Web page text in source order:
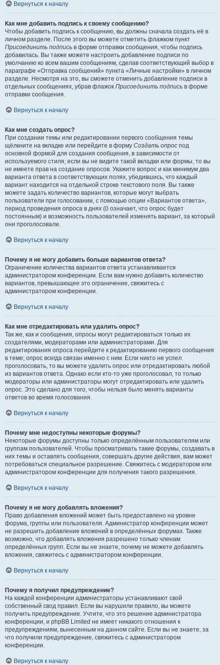
Вернуться к началу
Как мне добавить подпись к своему сообщению?
Чтобы добавить подпись к сообщению, вы должны сначала создать её в
личном разделе. После этого вы можете отметить флажком пункт
Присоединить подпись в форме отправки сообщения, чтобы подпись
добавилась. Вы также можете настроить добавление подписи по
умолчанию ко всем вашим сообщениям, сделав соответствующий выбор в
параграфе «Отправка сообщений» пункта «Личные настройки» в личном
разделе. Несмотря на это, вы сможете отменить добавление подписи в
отдельных сообщениях, убрав флажок Присоединить подпись в форме
отправки сообщения.
Вернуться к началу
Как мне создать опрос?
При создании темы или редактировании первого сообщения темы
щёлкните на вкладке или перейдите в форму Создать опрос под
основной формой для создания сообщения, в зависимости от
используемого стиля; если вы не видите такой вкладки или формы, то вы
не имеете прав на создание опросов. Укажите вопрос и как минимум два
варианта ответа в соответствующих полях, убедившись, что каждый
вариант находится на отдельной строке текстового поля. Вы также
можете задать количество вариантов, которые могут выбрать
пользователи при голосовании, с помощью опции «Вариантов ответа»,
период проведения опроса в днях (0 означает, что опрос будет
постоянным) и возможность пользователей изменять вариант, за который
они проголосовали.
Вернуться к началу
Почему я не могу добавить больше вариантов ответа?
Ограничение количества вариантов ответа устанавливается
администратором конференции. Если вам нужно добавить количество
вариантов, превышающее это ограничение, свяжитесь с
администратором конференции.
Вернуться к началу
Как мне отредактировать или удалить опрос?
Так же, как и сообщения, опросы могут редактироваться только их
создателями, модераторами или администраторами. Для
редактирования опроса перейдите к редактированию первого сообщения
в теме; опрос всегда связан именно с ним. Если никто не успел
проголосовать, то вы можете удалить опрос или отредактировать любой
из вариантов ответа. Однако если кто-то уже проголосовал, то только
модераторы или администраторы могут отредактировать или удалить
опрос. Это сделано для того, чтобы нельзя было менять варианты
ответов во время голосования.
Вернуться к началу
Почему мне недоступны некоторые форумы?
Некоторые форумы доступны только определённым пользователям или
группам пользователей. Чтобы просматривать такие форумы, создавать в
них темы и оставлять сообщения, совершать другие действия, вам может
потребоваться специальное разрешение. Свяжитесь с модератором или
администратором конференции для получения такого разрешения.
Вернуться к началу
Почему я не могу добавлять вложения?
Право добавления вложений может быть предоставлено на уровне
форума, группы или пользователя. Администратор конференции может
не разрешить добавление вложений в определённых форумах. Также
возможно, что добавлять вложения разрешено только членам
определённых групп. Если вы не знаете, почему не можете добавлять
вложения, свяжитесь с администратором конференции.
Вернуться к началу
Почему я получил предупреждение?
На каждой конференции администраторы устанавливают свой
собственный свод правил. Если вы нарушили правило, вы можете
получить предупреждение. Учтите, что это решение администратора
конференции, и phpBB Limited не имеет никакого отношения к
предупреждениям, вынесенным на данном сайте. Если вы не знаете, за
что получили предупреждение, свяжитесь с администратором
конференции.
Вернуться к началу